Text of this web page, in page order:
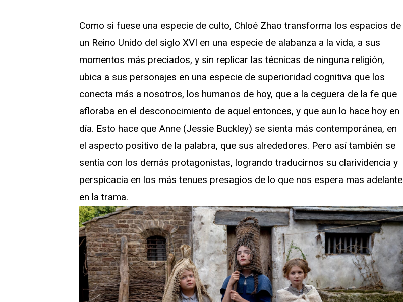
Como si fuese una especie de culto, Chloé Zhao transforma los espacios de
un Reino Unido del siglo XVI en una especie de alabanza a la vida, a sus
momentos más preciados, y sin replicar las técnicas de ninguna religión,
ubica a sus personajes en una especie de superioridad cognitiva que los
conecta más a nosotros, los humanos de hoy, que a la ceguera de la fe que
afloraba en el desconocimiento de aquel entonces, y que aun lo hace hoy en
día. Esto hace que Anne (Jessie Buckley) se sienta más contemporánea, en
el aspecto positivo de la palabra, que sus alrededores. Pero así también se
sentía con los demás protagonistas, logrando traducirnos su clarividencia y
perspicacia en los más tenues presagios de lo que nos espera mas adelante
en la trama.